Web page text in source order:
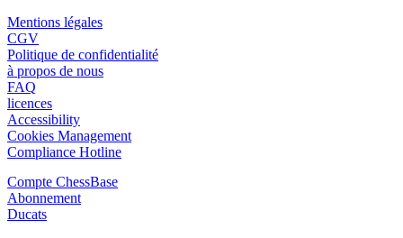
Mentions légales
CGV
Politique de confidentialité
à propos de nous
FAQ
licences
Accessibility
Cookies Management
Compliance Hotline
Compte ChessBase
Abonnement
Ducats